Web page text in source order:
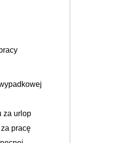
za urlop
pracę